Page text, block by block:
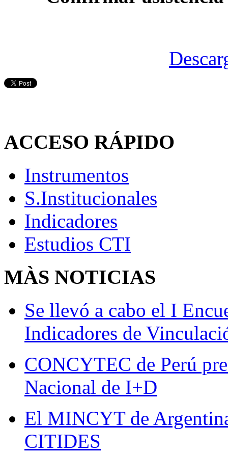
ACCESO RÁPIDO
Instrumentos
S.Institucionales
Indicadores
Estudios CTI
MÀS NOTICIAS
Se llevó a cabo el I
Indicadores de
CONCYTEC de Perú
Nacional de I+D
El MINCYT de
CITIDES